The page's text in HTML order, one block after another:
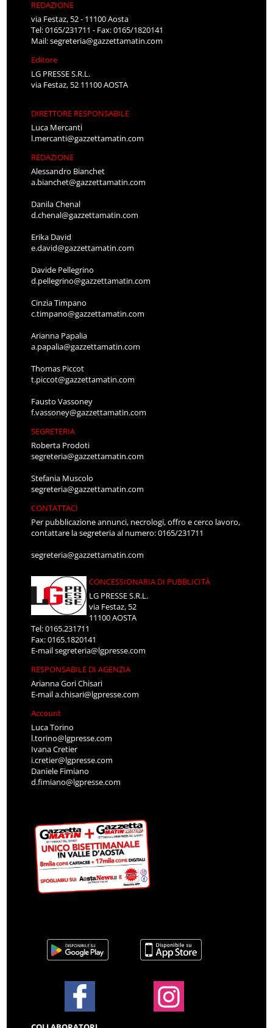
REDAZIONE
via Festaz, 52 - 11100 Aosta
Tel: 0165/231711 - Fax: 0165/1820141
Mail:segreteria@gazzettamatin.com
Editore
LG PRESSE S.R.L.
via Festaz, 52 11100 AOSTA
DIRETTORE RESPONSABILE
Luca Mercanti
l.mercanti@gazzettamatin.com
REDAZIONE
Alessandro Bianchet
a.bianchet@gazzettamatin.com
Danila Chenal
d.chenal@gazzettamatin.com
Erika David
e.david@gazzettamatin.com
Davide Pellegrino
d.pellegrino@gazzettamatin.com
Cinzia Timpano
c.timpano@gazzettamatin.com
Arianna Papalia
a.papalia@gazzettamatin.com
Thomas Piccot
t.piccot@gazzettamatin.com
Fausto Vassoney
f.vassoney@gazzettamatin.com
SEGRETERIA
Roberta Prodoti
segreteria@gazzettamatin.com
Stefania Muscolo
segreteria@gazzettamatin.com
CONTATTACI
Per pubblicazione annunci, necrologi, offro e cerco lavoro,
contattare la segreteria al numero: 0165/231711
segreteria@gazzettamatin.com
CONCESSIONARIA DI PUBBLICITÀ
LG PRESSE S.R.L.
via Festaz, 52
11100 AOSTA
Tel: 0165.231711
Fax: 0165.1820141
E-mailsegreteria@lgpresse.com
RESPONSABILE DI AGENZIA
Arianna Gori Chisari
E-maila.chisari@lgpresse.com
Account
Luca Torino
l.torino@lgpresse.com
Ivana Cretier
i.cretier@lgpresse.com
Daniele Fimiano
d.fimiano@lgpresse.com